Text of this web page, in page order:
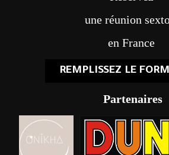
une réunion
en France
REMPLISSEZ LE
Partenaires